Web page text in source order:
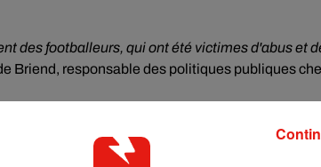
des footballeurs, qui ont été victimes d'abus et
Briend, responsable des politiques publiques
de messages directs. On va donner la
accessibles dans une boite de réception séparée.